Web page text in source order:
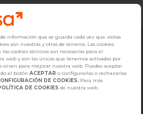
Inmuebles
información que se guarda cada vez que visitas
son nuestras y otras de terceros. Las cookies
las cookies técnicas son necesarias para el
web y son las únicas que tenemos activadas por
sirven para mejorar nuestra web. Puedes aceptar
el botón ACEPTAR o configurarlas o rechazarlas
DE COOKIES. Para más
DE COOKIES de nuestra web.